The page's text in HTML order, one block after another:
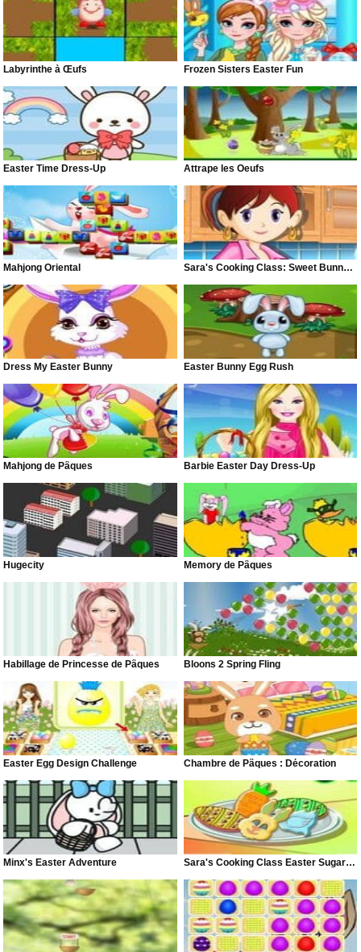
Labyrinthe à Œufs Frozen Sisters Easter Fun
Easter Time Dress-Up Attrape les Oeufs
Mahjong Oriental Sara's Cooking Class: Sweet Bunny Bread
Dress My Easter Bunny Easter Bunny Egg Rush
Mahjong de Pâques Barbie Easter Day Dress-Up
Hugecity Memory de Pâques
Habillage de Princesse de Pâques Bloons 2 Spring Fling
Easter Egg Design Challenge Chambre de Pâques : Décoration
Minx's Easter Adventure Sara's Cooking Class Easter Sugar Cookies